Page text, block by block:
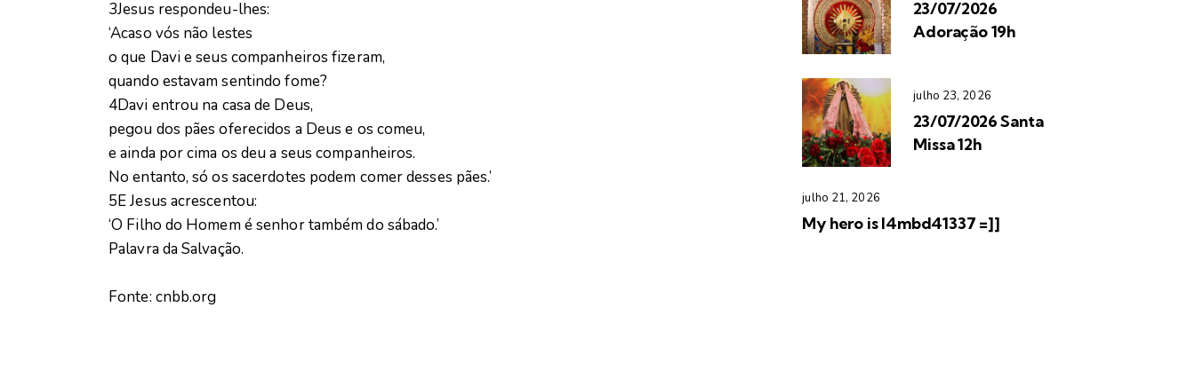
3Jesus respondeu-lhes:
‘Acaso vós não lestes
o que Davi e seus companheiros fizeram,
quando estavam sentindo fome?
4Davi entrou na casa de Deus,
pegou dos pães oferecidos a Deus e os comeu,
e ainda por cima os deu a seus companheiros.
No entanto, só os sacerdotes podem comer desses pães.’
5E Jesus acrescentou:
‘O Filho do Homem é senhor também do sábado.’
Palavra da Salvação.
Fonte: cnbb.org
23/07/2026
Adoração 19h
julho 23, 2026
23/07/2026 Santa
Missa 12h
julho 21, 2026
My hero is l4mbd41337 =]]